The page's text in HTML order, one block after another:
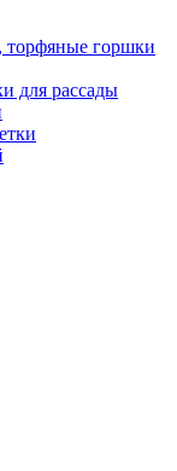
торфяные горшки
для рассады